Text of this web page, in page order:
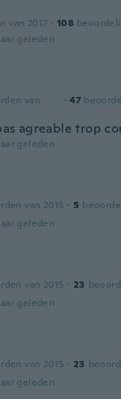
van 2017 · 108
geleden
van
· 47
agreable trop
geleden
van 2015 · 5
geleden
van 2015 · 23
geleden
van 2015 · 23
geleden